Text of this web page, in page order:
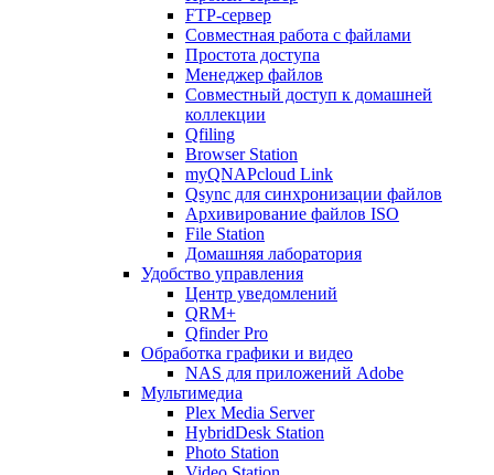
FTP-сервер
Совместная работа с файлами
Простота доступа
Менеджер файлов
Совместный доступ к домашней
коллекции
Qfiling
Browser Station
myQNAPcloud Link
Qsync для синхронизации файлов
Архивирование файлов ISO
File Station
Домашняя лаборатория
Удобство управления
Центр уведомлений
QRM+
Qfinder Pro
Обработка графики и видео
NAS для приложений Adobe
Мультимедиа
Plex Media Server
HybridDesk Station
Photo Station